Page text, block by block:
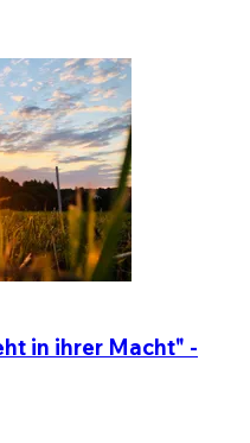
in ihrer Macht" -